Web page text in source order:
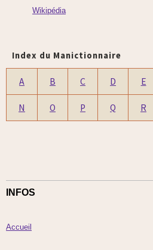
Wikipédia
Index du Manictionnaire
A B C D E
N O P Q R
INFOS
Accueil